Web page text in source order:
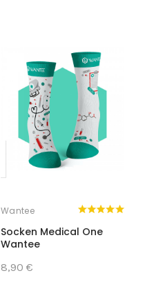
Wantee
Socken Medical One
Wantee
8,90 €